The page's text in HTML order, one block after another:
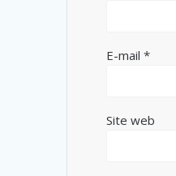
E-mail*
Site web